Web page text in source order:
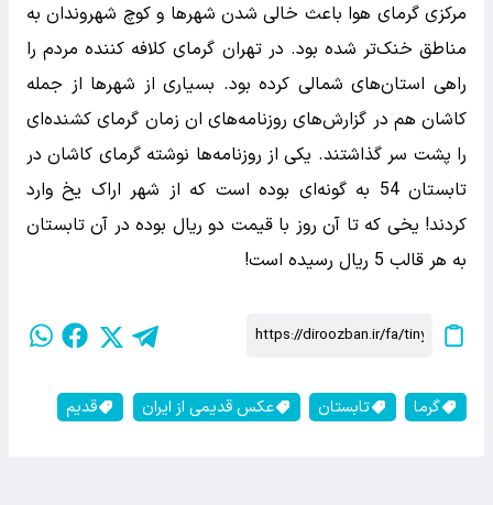
مرکزی گرمای هوا باعث خالی شدن شهرها و کوچ شهروندان به
مناطق خنک‌تر شده بود. در تهران گرمای کلافه کننده مردم را
راهی استان‌های شمالی کرده بود. بسیاری از شهرها از جمله
کاشان هم در گزارش‌های روزنامه‌های ان زمان گرمای کشنده‌ای
را پشت سر گذاشتند. یکی از روزنامه‌ها نوشته گرمای کاشان در
تابستان 54 به گونه‌ای بوده است که از شهر اراک یخ وارد
کردند! یخی که تا آن روز با قیمت دو ریال بوده در آن تابستان
به هر قالب 5 ریال رسیده است!
گرما تابستان عکس قدیمی از ایران قدیم